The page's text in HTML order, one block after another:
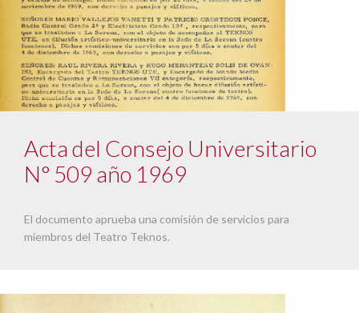
Acta del Consejo Universitario
N° 509 año 1969
El documento aprueba una comisión de servicios para
miembros del Teatro Teknos.